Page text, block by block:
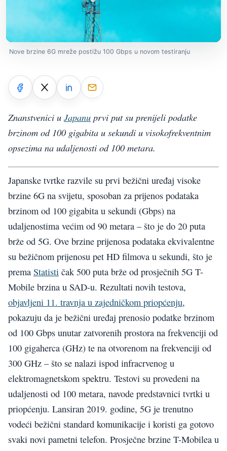
Nove brzine 6G mreže postižu 100 Gbps u novom testiranju
Znanstvenici u Japanu prvi put su prenijeli podatke
brzinom od 100 gigabita u sekundi u visokofrekventnim
opsezima na udaljenosti od 100 metara.
Japanske tvrtke razvile su prvi bežični uređaj visoke
brzine 6G na svijetu, sposoban za prijenos podataka
brzinom od 100 gigabita u sekundi (Gbps) na
udaljenostima većim od 90 metara – što je do 20 puta
brže od 5G. Ove brzine prijenosa podataka ekvivalentne
su bežičnom prijenosu pet HD filmova u sekundi, što je
prema Statisti čak 500 puta brže od prosječnih 5G T-
Mobile brzina u SAD-u. Rezultati novih testova,
objavljeni 11. travnja u zajedničkom priopćenju,
pokazuju da je bežični uređaj prenosio podatke brzinom
od 100 Gbps unutar zatvorenih prostora na frekvenciji od
100 gigaherca (GHz) te na otvorenom na frekvenciji od
300 GHz – što se nalazi ispod infracrvenog u
elektromagnetskom spektru. Testovi su provedeni na
udaljenosti od 100 metara, navode predstavnici tvrtki u
priopćenju. Lansiran 2019. godine, 5G je trenutno
vodeći bežični standard komunikacije i koristi ga gotovo
svaki novi pametni telefon. Prosječne brzine T-Mobilea u